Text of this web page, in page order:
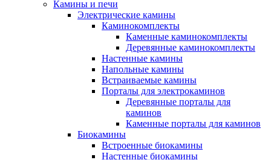
Камины и печи
Электрические камины
Каминокомплекты
Каменные каминокомплекты
Деревянные каминокомплекты
Настенные камины
Напольные камины
Встраиваемые камины
Порталы для электрокаминов
Деревянные порталы для
каминов
Каменные порталы для каминов
Биокамины
Встроенные биокамины
Настенные биокамины